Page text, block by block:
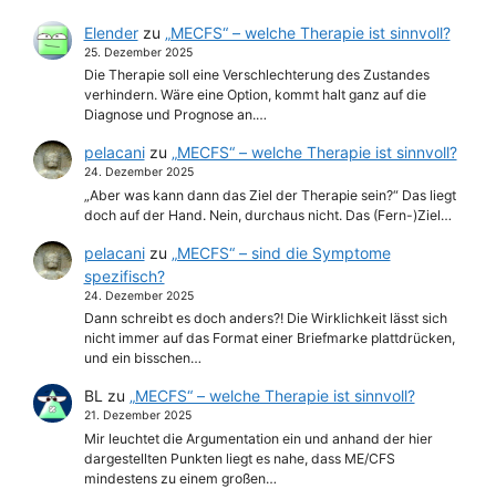
Elenderzu „MECFS“ – welche Therapie ist sinnvoll?
25. Dezember 2025
Die Therapie soll eine Verschlechterung des Zustandes
verhindern. Wäre eine Option, kommt halt ganz auf die
Diagnose und Prognose an.…
pelacanizu „MECFS“ – welche Therapie ist sinnvoll?
24. Dezember 2025
„Aber was kann dann das Ziel der Therapie sein?“ Das liegt
doch auf der Hand. Nein, durchaus nicht. Das (Fern-)Ziel…
pelacanizu „MECFS“ – sind die Symptome
spezifisch?
24. Dezember 2025
Dann schreibt es doch anders?! Die Wirklichkeit lässt sich
nicht immer auf das Format einer Briefmarke plattdrücken,
und ein bisschen…
BL zu „MECFS“ – welche Therapie ist sinnvoll?
21. Dezember 2025
Mir leuchtet die Argumentation ein und anhand der hier
dargestellten Punkten liegt es nahe, dass ME/CFS
mindestens zu einem großen…